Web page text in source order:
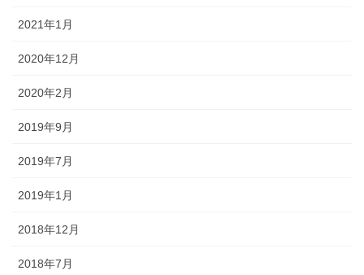
2021年1月
2020年12月
2020年2月
2019年9月
2019年7月
2019年1月
2018年12月
2018年7月